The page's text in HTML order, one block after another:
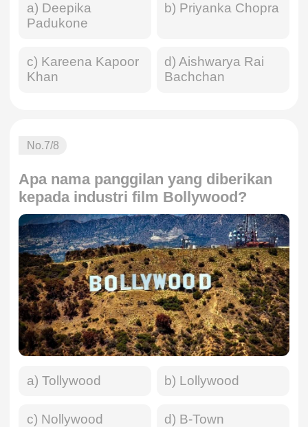
a) Deepika
Padukone
b) Priyanka Chopra
c) Kareena Kapoor
Khan
d) Aishwarya Rai
Bachchan
No.7/8
Apa nama panggilan yang diberikan
kepada industri film Bollywood?
a) Tollywood b) Lollywood
c) Nollywood d) B-Town